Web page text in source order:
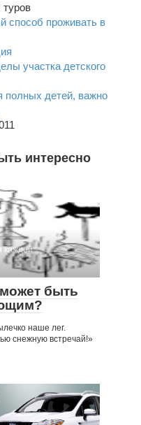
способ проживать в
участка детского
полных детей, важно
интересно
каждой
быть
наше лег.
снежную встречай!»